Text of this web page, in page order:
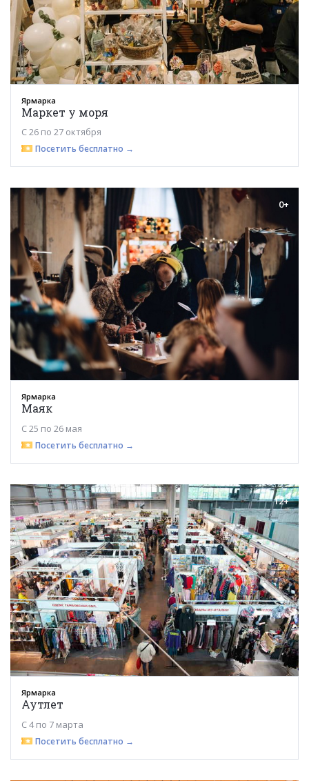
Ярмарка
Маркет у моря
С 26 по 27 октября
Посетить бесплатно →
0+
Ярмарка
Маяк
С 25 по 26 мая
Посетить бесплатно →
12+
Ярмарка
Аутлет
С 4 по 7 марта
Посетить бесплатно →